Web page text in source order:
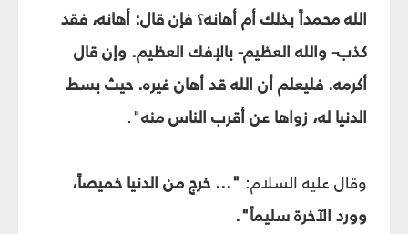
الله محمداً بذلك أم أهانه؟ فإن قال: أهانه، فقد
كذب- والله العظيم- بالإفك العظيم. وإن قال
أكرمه. فليعلم أن الله قد أهان غيره. حيث بسط
الدنيا له، زواها عن أقرب الناس منه".
وقال عليه السلام: "... خرج من الدنيا خميصاً،
وورد الآخرة سليماً".